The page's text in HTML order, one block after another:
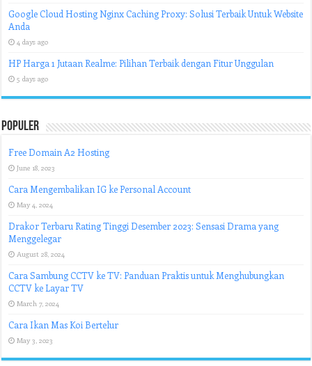
Google Cloud Hosting Nginx Caching Proxy: Solusi Terbaik Untuk Website
Anda
4 days ago
HP Harga 1 Jutaan Realme: Pilihan Terbaik dengan Fitur Unggulan
5 days ago
Populer
Free Domain A2 Hosting
June 18, 2023
Cara Mengembalikan IG ke Personal Account
May 4, 2024
Drakor Terbaru Rating Tinggi Desember 2023: Sensasi Drama yang
Menggelegar
August 28, 2024
Cara Sambung CCTV ke TV: Panduan Praktis untuk Menghubungkan
CCTV ke Layar TV
March 7, 2024
Cara Ikan Mas Koi Bertelur
May 3, 2023